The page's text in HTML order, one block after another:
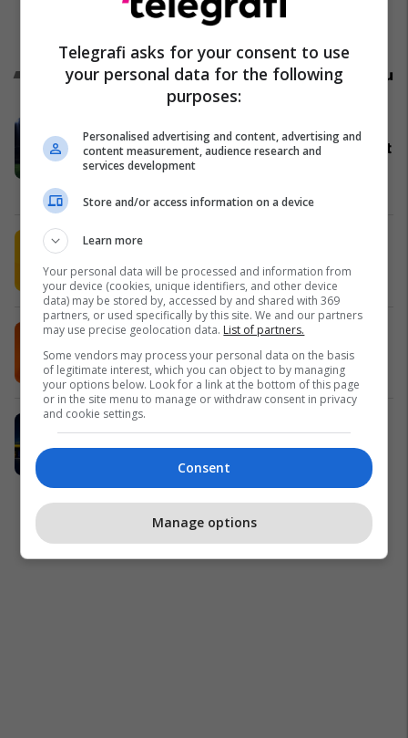
Promo Reklamo këtu
Oferta e Renault s'ka të ndalur -
përfitoni para finales së Kampionatit
Botëror
Këshilla për përdorim më efikas të
Shell
MEKA - për çdo shije
MEKA HALAL FOOD
Mexer hap dyert në Prizren – Një
përvojë e re e blerjes vjen në Kosovë
Mexer
Telegrafi asks for your consent to use
your personal data for the following
purposes:
Personalised advertising and content, advertising and
content measurement, audience research and
services development
Store and/or access information on a device
Learn more
Your personal data will be processed and information from
your device (cookies, unique identifiers, and other device
data) may be stored by, accessed by and shared with 369
partners, or used specifically by this site. We and our partners
may use precise geolocation data. List of partners.
Some vendors may process your personal data on the basis
of legitimate interest, which you can object to by managing
your options below. Look for a link at the bottom of this page
or in the site menu to manage or withdraw consent in privacy
and cookie settings.
Consent
Manage options